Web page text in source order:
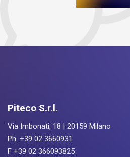
Piteco S.r.l.
Via Imbonati, 18 | 20159 Milano
Ph. +39 02 3660931
F +39 02 366093825